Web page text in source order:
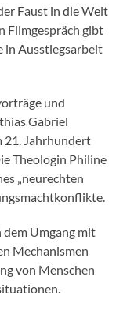
Faust in die Welt
Filmgespräch gibt
in Ausstiegsarbeit
und
Gabriel
21. Jahrhundert
Theologin Philine
„neurechten
Umgang mit
Mechanismen
von Menschen